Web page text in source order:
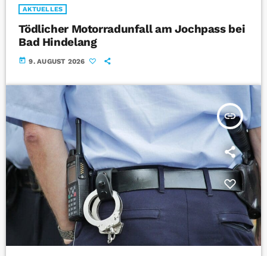
AKTUELLES
Tödlicher Motorradunfall am Jochpass bei
Bad Hindelang
today 9. AUGUST 2026
insert_link